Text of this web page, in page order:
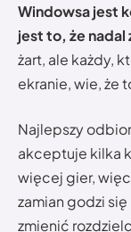
Windowsa jest
jest to, że nadal
żart, ale każdy,
ekranie, wie, że
Najlepszy
akceptuje kilka
więcej gier,
zamian godzi się
zmienić